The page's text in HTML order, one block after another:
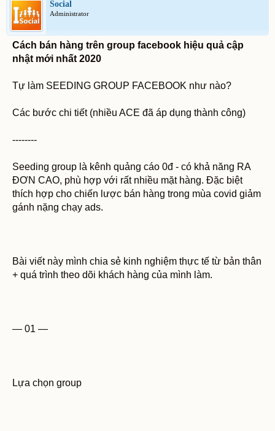
Social
Administrator
Cách bán hàng trên group facebook hiệu quả cập
nhật mới nhất 2020
Tự làm SEEDING GROUP FACEBOOK như nào?
Các bước chi tiết (nhiều ACE đã áp dụng thành công)
--------
Seeding group là kênh quảng cáo 0đ - có khả năng RA
ĐƠN CAO, phù hợp với rất nhiều mặt hàng. Đặc biệt
thích hợp cho chiến lược bán hàng trong mùa covid giảm
gánh nặng chạy ads.
Bài viết này mình chia sẻ kinh nghiệm thực tế từ bản thân
+ quá trình theo dõi khách hàng của mình làm.
— 01 —
Lựa chọn group